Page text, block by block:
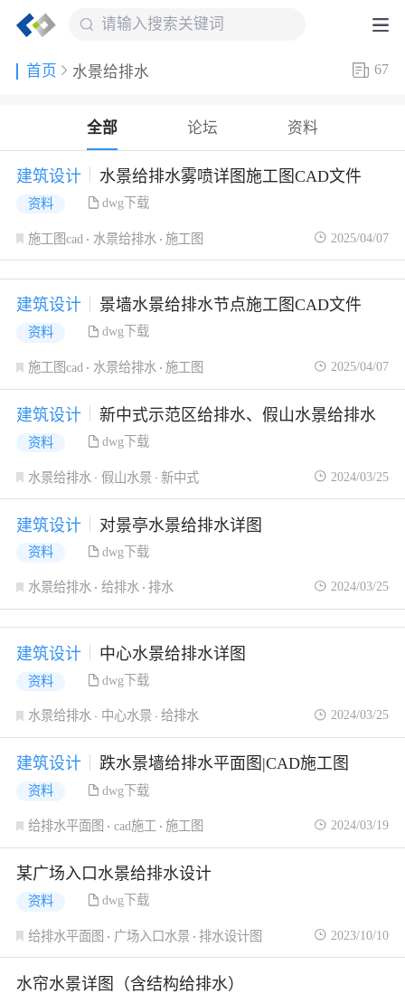
首页 水景给排水 67
全部 论坛 资料
建筑设计 水景给排水雾喷详图施工图CAD文件
资料 dwg下载
施工图cad 水景给排水 施工图 2025/04/07
建筑设计 景墙水景给排水节点施工图CAD文件
资料 dwg下载
施工图cad 水景给排水 施工图 2025/04/07
建筑设计 新中式示范区给排水、假山水景给排水
资料 dwg下载
水景给排水 假山水景 新中式 2024/03/25
建筑设计 对景亭水景给排水详图
资料 dwg下载
水景给排水 给排水 排水 2024/03/25
建筑设计 中心水景给排水详图
资料 dwg下载
水景给排水 中心水景 给排水 2024/03/25
建筑设计 跌水景墙给排水平面图|CAD施工图
资料 dwg下载
给排水平面图 cad施工 施工图 2024/03/19
某广场入口水景给排水设计
资料 dwg下载
给排水平面图 广场入口水景 排水设计图 2023/10/10
水帘水景详图（含结构给排水）